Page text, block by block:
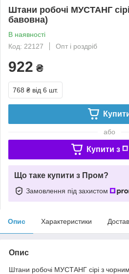
Штани робочі МУСТАНГ
бавовна)
В наявності
Код: 22127
Опт і роздріб
922 ₴
768 ₴ від 6 шт.
або
Купити з
Що таке купити з Пром?
Замовлення під захистом
Опис Характеристики
Опис
Штани робочі МУСТАНГ сірі з